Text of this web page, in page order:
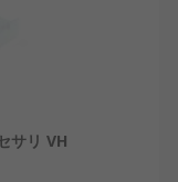
の配線作
サリ VH